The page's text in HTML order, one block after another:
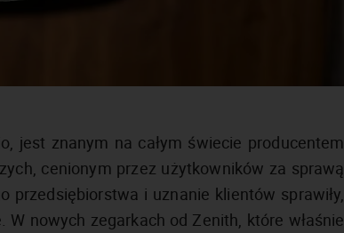
jest znanym na całym świecie producentem
cenionym przez użytkowników za sprawą
przedsiębiorstwa i uznanie klientów sprawiły,
nowych zegarkach od Zenith, które właśnie